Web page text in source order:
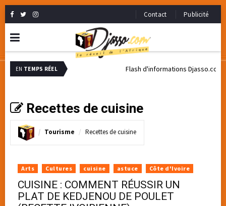
Contact Publicité
EN TEMPS RÉEL Flash d'informations Djasso.com
Recettes de cuisine
Tourisme Recettes de cuisine
Arts Cultures cuisine astuce Côte d'Ivoire
CUISINE : COMMENT RÉUSSIR UN
PLAT DE KEDJENOU DE POULET